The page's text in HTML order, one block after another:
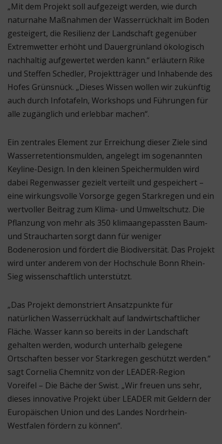
„Mit dem Projekt soll aufgezeigt werden, wie durch
naturnahe Maßnahmen der Wasserrückhalt im Boden
gesteigert, die Resilienz der Landschaft gegenüber
Extremwetter erhöht und Dauergrünland ökologisch
nachhaltig aufgewertet werden kann.“ erläutern Rike
und Steffen Schedler, Projektträger und Inhabende des
Hofes Grünsnück. „Dieses Wissen wollen wir zukünftig
auch durch Infotafeln, Workshops und Führungen für
alle zugänglich und erlebbar machen“.
Ein zentrales Element zur Erreichung dieser Ziele sind
Wasserretentionsmulden, angelegt im sogenannten
Keyline-Design. In den kleinen Speichermulden wird
dabei Regenwasser gezielt verteilt und gespeichert –
eine wirkungsvolle Vorsorge gegen Starkregen und ein
wertvoller Beitrag zum Klima- und Umweltschutz. Die
Pflanzung von mehr als 350 klimaangepassten Baum-
und Straucharten sorgt dann für weniger
Bodenerosion und fördert die Biodiversität. Das Projekt
wird unter anderem von der Hochschule Bonn Rhein-
Sieg wissenschaftlich unterstützt.
„Das Projekt demonstriert Ansatzpunkte für
natürlichen Wasserrückhalt auf landwirtschaftlicher
Fläche. Wasser kann so bereits in der Landschaft
gehalten werden, wodurch unterhalb gelegene
Ortschaften besser vor Starkregen geschützt werden.“
sagt Cornelia Chemnitz von der LEADER-Region
Voreifel – Die Bäche der Swist. „Wir freuen uns sehr,
dieses innovative Projekt über LEADER mit Geldern der
Europäischen Union und des Landes Nordrhein-
Westfalen fördern zu können“.